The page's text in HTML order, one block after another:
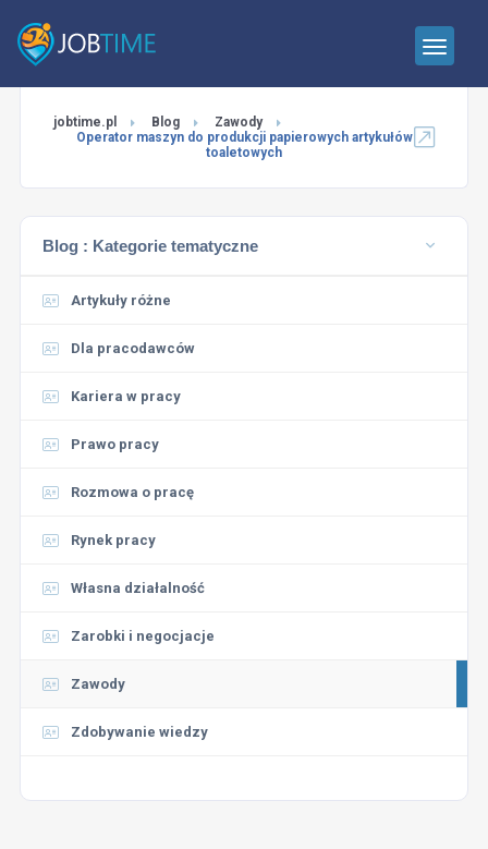
jobtime.pl Blog
Zawody
Operator maszyn do produkcji papierowych artykułów
toaletowych
Blog : Kategorie tematyczne
Artykuły różne
Dla pracodawców
Kariera w pracy
Prawo pracy
Rozmowa o pracę
Rynek pracy
Własna działalność
Zarobki i negocjacje
Zawody
Zdobywanie wiedzy